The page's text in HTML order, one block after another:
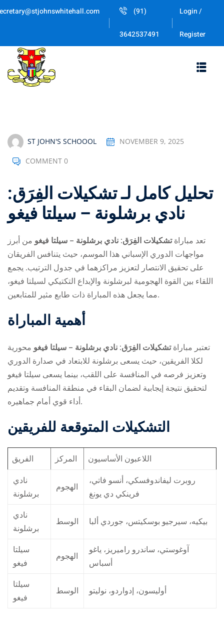
Skip
(91)
3642537491
Login /
Register
ST JOHN'S SCHOOOL NOVEMBER 9, 2025
COMMENT 0
تحليل كامل لـ تشكيلات الفِرَق:
نادي برشلونة – سيلتا فيغو
تعد مباراةتشكيلات الفِرَق: نادي برشلونة – سيلتا فيغو من أبرز
مواجهات الدوري الإسباني هذا الموسم، حيث يتنافس الفريقان
على تحقيق الانتصار لتعزيز مراكزهما في جدول الترتيب. يجمع
اللقاء بين القوة الهجومية لبرشلونة والإبداع التكتيكي لسيلتا فيغو،
مما يجعل هذه المباراة ذات طابع مثير للمتابعين.
أهمية المباراة
تعتبر مباراةتشكيلات الفِرَق: نادي برشلونة – سيلتا فيغو محورية
لكلا الفريقين، حيث يسعى برشلونة للابتعاد في صدارة الدوري
وتعزيز فرصه في المنافسة على اللقب، بينما يسعى سيلتا فيغو
لتحقيق نتيجة إيجابية لضمان البقاء في منطقة المنافسة وتقديم
أداء قوي أمام جماهيره.
التشكيلات المتوقعة للفريقين
الفريق المركز
اللاعبون الأساسيون
نادي
برشلونة
الهجوم
روبرت ليفاندوفسكي، أنسو فاتي،
فرينكي دي يونغ
نادي
برشلونة
الوسط بيكيه، سيرجيو بوسكيتس، جوردي ألبا
سيلتا
فيغو
الهجوم
آوغوستي، ساندرو راميريز، ياغو
أسباس
سيلتا
فيغو
الوسط أوليسون، إدواردو، نوليتو